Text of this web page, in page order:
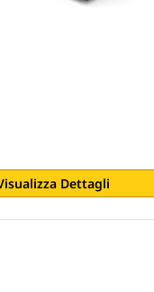
Dettagli